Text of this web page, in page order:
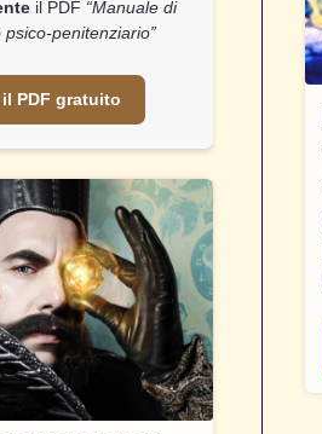
il PDF “Manuale di
penitenziario”
PDF gratuito